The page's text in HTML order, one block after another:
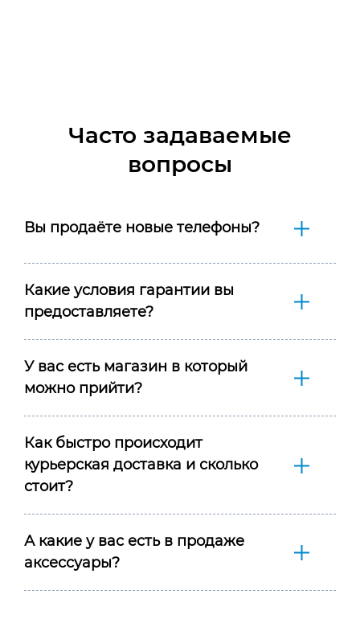
Часто задаваемые
вопросы
Вы продаёте новые телефоны?
Какие условия гарантии вы
предоставляете?
У вас есть магазин в который
можно прийти?
Как быстро происходит
курьерская доставка и сколько
стоит?
А какие у вас есть в продаже
аксессуары?